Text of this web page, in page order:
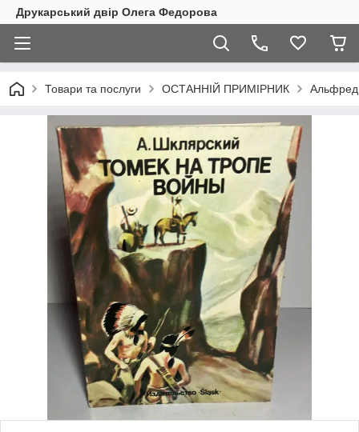
Друкарський двір Олега Федорова
Товари та послуги ОСТАННІЙ ПРИМІРНИК Альфред